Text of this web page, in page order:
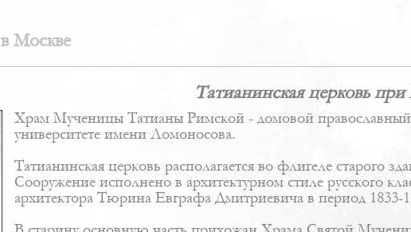
Москве
Татианинская церковь
Храм Мученицы Татианы Римской - домовой
университете имени Ломоносова.
Татианинская церковь располагается во флигеле
Сооружение исполнено в архитектурном стиле русского
архитектора Тюрина Евграфа Дмитриевича в период 1833-